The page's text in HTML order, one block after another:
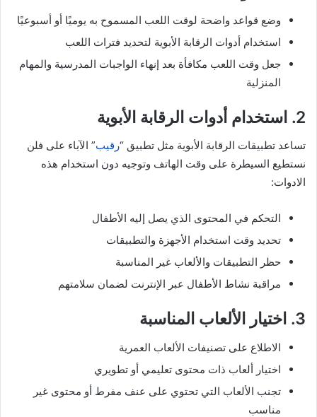
وضع قواعد واضحة لوقت اللعب المسموح به يوميًا أو أسبوعيًا
استخدام أدوات الرقابة الأبوية لتحديد فترات اللعب
جعل وقت اللعب مكافأة بعد إنهاء الواجبات المدرسية والمهام
المنزلية
2. استخدام أدوات الرقابة الأبوية
تساعد تطبيقات الرقابة الأبوية مثل تطبيق “رقيب” الآباء على فلن
نستطيع السيطرة على وقت الهاتف وتوجيه دون استخدام هذه
الادوات:
التحكم في المحتوى الذي يصل إليه الأطفال
تحديد وقت استخدام الأجهزة والتطبيقات
حظر التطبيقات والألعاب غير المناسبة
مراقبة نشاط الأطفال عبر الإنترنت لضمان سلامتهم
3. اختيار الألعاب المناسبة
الاطلاع على تصنيفات الألعاب العمرية
اختيار ألعاب ذات محتوى تعليمي أو تطويري
تجنب الألعاب التي تحتوي على عنف مفرط أو محتوى غير
مناسب